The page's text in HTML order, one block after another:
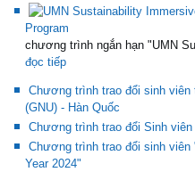
Program
chương trình ngắn hạn "UMN
đọc tiếp
Chương trình trao đổi sinh
(GNU) - Hàn Quốc
Chương trình trao đổi Sinh
Chương trình trao đổi sinh viên
Year 2024"